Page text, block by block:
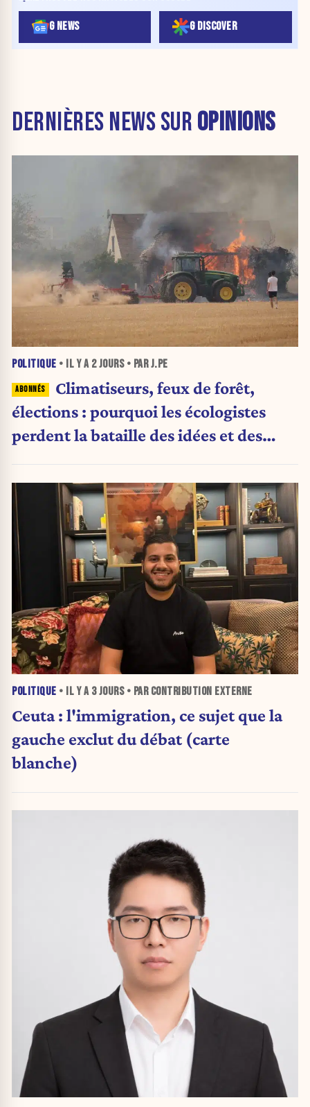
G NEWS G DISCOVER
DERNIÈRES NEWS SUR OPINIONS
POLITIQUE • IL Y A 2 JOURS• PAR J.PE
Climatiseurs, feux de forêt,
élections : pourquoi les écologistes
perdent la bataille des idées et des
POLITIQUE • IL Y A 3 JOURS• PAR CONTRIBUTION EXTERNE
Ceuta : l'immigration, ce sujet que la
gauche exclut du débat (carte
blanche)